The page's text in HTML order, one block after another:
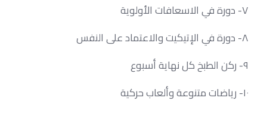
٧- دورة في الاسعافات الأولوية
٨- دورة في الإتيكيت والاعتماد على النفس
٩- ركن الطبخ كل نهاية أسبوع
١٠- رياضات متنوعة وألعاب حركية